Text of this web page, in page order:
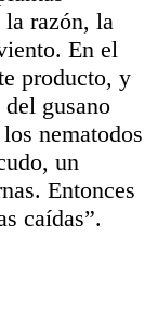
la razón, la
En el
producto, y
gusano
nematodos
un
Entonces
caídas”.